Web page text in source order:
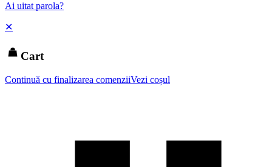
Ai uitat parola?
✕
Cart
Continuă cu finalizarea comenziiVezi coșul